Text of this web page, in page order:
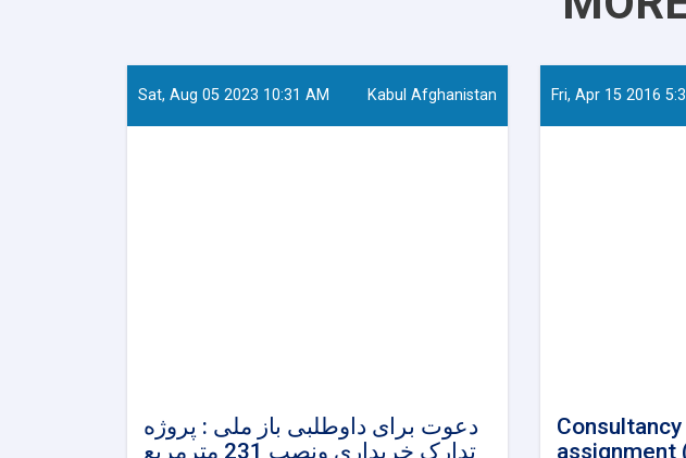
Sat, Aug 05 2023 10:31 AM Kabul Afghanistan
دعوت برای داوطلبی باز ملی : پروژه
تدارک خریداری ونصب 231 مترمربع
Fri, Apr 15 2016
assignment